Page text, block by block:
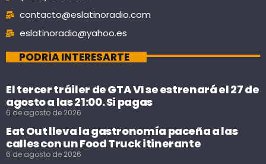
contacto@eslatinoradio.com
eslatinoradio@yahoo.es
PODRÍA INTERESARTE
El tercer tráiler de GTA VI se estrenará el 27 de
agosto a las 21:00. Si pagas
6 de agosto de 2026
Eat Out lleva la gastronomía paceña a las
calles con un Food Truck itinerante
6 de agosto de 2026